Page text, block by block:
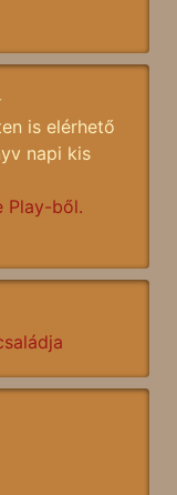
is elérhető
napi kis
Play-ből.